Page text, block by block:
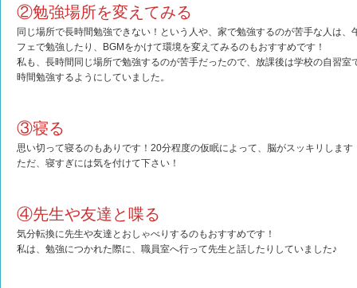
②勉強場所を変えてみる
同じ場所で長時間勉強できない！という人や、家で勉強するのが苦手な人は
フェで勉強したり、BGMをかけて環境を変えてみるのもおすすめです！
私も、長時間同じ場所で勉強するのが苦手だったので、放課後は学校の自習
時間勉強するようにしていました。
③寝る
思い切って寝るのもありです！20分程度の仮眠によって、脳がスッキリします
ただ、寝すぎには気を付けて下さい！
④先生や友達と喋る
気分転換に先生や友達とおしゃべりするのもおすすめです！
私は、勉強につかれた際に、職員室へ行って先生と話したりしていました♪